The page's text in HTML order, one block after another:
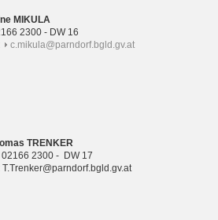
MIKULA
2300 - DW 16
c.mikula@parndorf.bgld.gv.at
TRENKER
02166 2300 - DW 17
T.Trenker@parndorf.bgld.gv.at